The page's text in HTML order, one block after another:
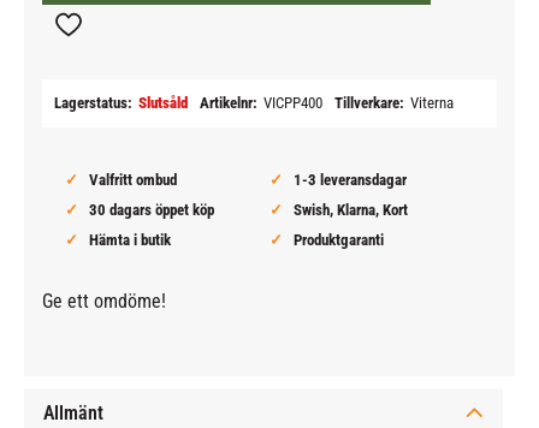
Lägg till i favoriter
Lagerstatus Slutsåld Artikelnr VICPP400 Tillverkare Viterna
Valfritt ombud
1-3 leveransdagar
30 dagars öppet köp
Swish, Klarna, Kort
Hämta i butik
Produktgaranti
Ge ett omdöme!
Allmänt